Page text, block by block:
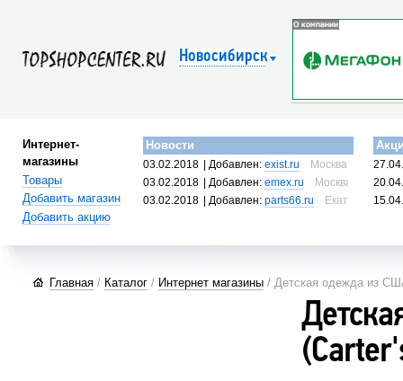
Новосибирск
Интернет-
магазины
Товары
Добавить магазин
Добавить акцию
Новости
03.02.2018 | Добавлен:exist.ru
Москва, Россия
03.02.2018
| Добавлен:emex.ru
Москва, Россия
03.02.2018
| Добавлен:parts66.ru Екатеринбург,
Главная / Каталог / Интернет магазины / Детская одежда из